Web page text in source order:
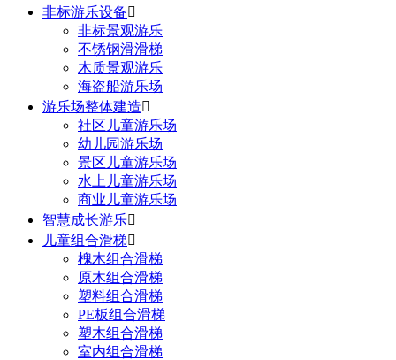
非标游乐设备
非标景观游乐
不锈钢滑滑梯
木质景观游乐
海盗船游乐场
游乐场整体建造
社区儿童游乐场
幼儿园游乐场
景区儿童游乐场
水上儿童游乐场
商业儿童游乐场
智慧成长游乐
儿童组合滑梯
槐木组合滑梯
原木组合滑梯
塑料组合滑梯
PE板组合滑梯
塑木组合滑梯
室内组合滑梯